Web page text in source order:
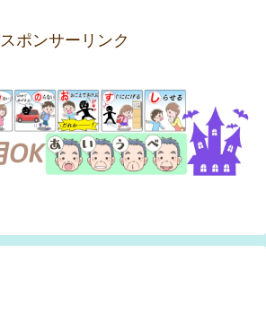
スポンサーリンク